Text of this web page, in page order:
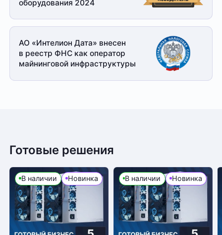
оборудования 2024
АО «Интелион Дата» внесен
в реестр ФНС как оператор
майнинговой инфраструктуры
Готовые решения
В наличии Новинка В наличии Новинка